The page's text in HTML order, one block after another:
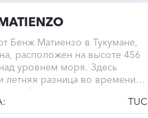
Бенж Матиензо в Тукумане,
расположен на высоте 456
уровнем моря. Здесь
летняя разница во времени
оба равны UTC -3.0.
TUC